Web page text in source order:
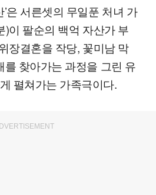
’은 서른셋의 무일푼 처녀 가
)이 팔순의 백억 자산가 부
장결혼을 작당, 꽃미남 막
를 찾아가는 과정을 그린 유
펼쳐가는 가족극이다.